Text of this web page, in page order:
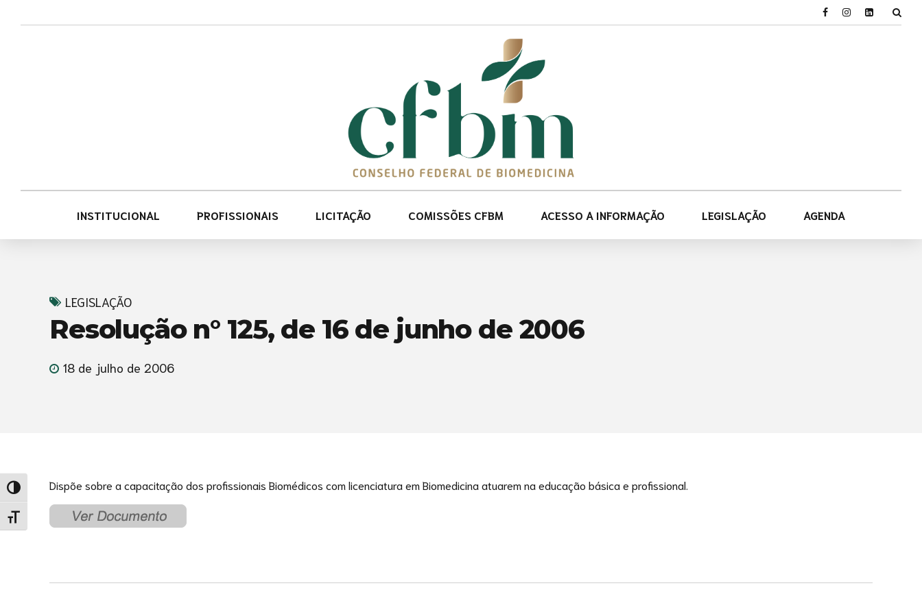
Alternar alto contraste
Alternar tamanho da fonte
INSTITUCIONAL PROFISSIONAIS LICITAÇÃO COMISSÕES CFBM ACESSO A INFORMAÇÃO LEGISLAÇÃO AGENDA
LEGISLAÇÃO
Resolução n° 125, de 16 de junho de 2006
18 de julho de 2006
Dispõe sobre a capacitação dos profissionais Biomédicos com licenciatura em Biomedicina atuarem na educação básica e profissional.